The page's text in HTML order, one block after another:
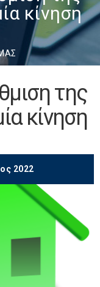
κίνηση
της
κίνηση
2022